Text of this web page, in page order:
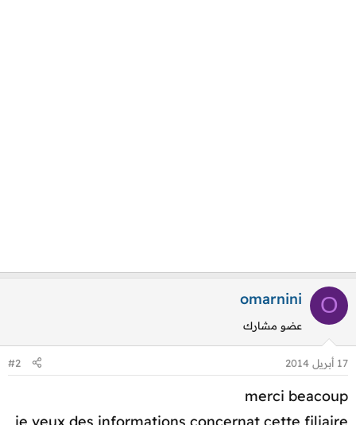
O
omarnini
عضو مشارك
17 أبريل 2014 #2
merci beacoup
je veux des informations concernat cette filiaire